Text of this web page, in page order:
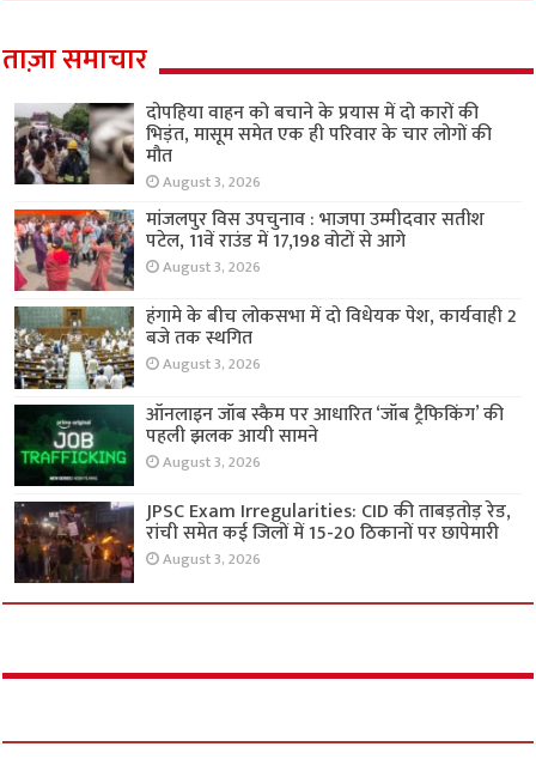
ताज़ा समाचार
दोपहिया वाहन को बचाने के प्रयास में दो कारों की
भिड़ंत, मासूम समेत एक ही परिवार के चार लोगों की
मौत
August 3, 2026
मांजलपुर विस उपचुनाव : भाजपा उम्मीदवार सतीश
पटेल, 11वें राउंड में 17,198 वोटों से आगे
August 3, 2026
हंगामे के बीच लोकसभा में दो विधेयक पेश, कार्यवाही 2
बजे तक स्थगित
August 3, 2026
ऑनलाइन जॉब स्कैम पर आधारित ‘जॉब ट्रैफिकिंग’ की
पहली झलक आयी सामने
August 3, 2026
JPSC Exam Irregularities: CID की ताबड़तोड़ रेड,
रांची समेत कई जिलों में 15-20 ठिकानों पर छापेमारी
August 3, 2026